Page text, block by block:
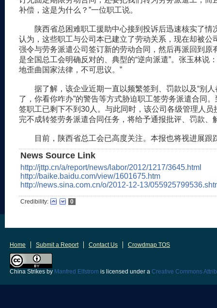
补偿，这是为什么？”一位职工说。
陕西省总困难职工援助中心接到投诉后迅速核实了情
认为，这些职工与公司本已建立了劳动关系，现在却被公
强令与劳务派遣公司签订新的劳动合同，然后再派回到原
是全国总工会明确反对的、典型的“逆向派遣”。张玉林说
地歪曲国家法律，不可思议。”
据了解，该企业近期一直以频繁签到、罚款以及“别人
了，你看你咋办”的警告等方式胁迫职工签劳务派遣合同
签职工已剩下不到30人。与此同时，该公司各级管理人员
完不成转签劳务派遣合同任务，将给予通报批评、罚款、
目前，陕西省总工会已高度关注。本报也将视进展跟
News Source Link
http://jttp.cn/a/report/news/labor/2012/1217/3645.html
http://baike.baidu.com/view/1601675.htm
http://news.sina.com.cn/o/2012-12-13/
Credibility: 0
Home Submit a Report Contact Us Crowdmap TOS
China Strikes by Manfred Elfstrom is licensed under a Creative Commons